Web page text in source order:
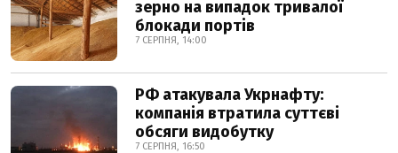
зерно на випадок тривалої
блокади портів
7 СЕРПНЯ, 14:00
РФ атакувала Укрнафту:
компанія втратила суттєві
обсяги видобутку
7 СЕРПНЯ, 16:50